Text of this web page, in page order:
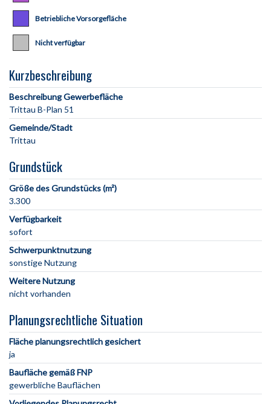
Betriebliche Vorsorgefläche
Nicht verfügbar
Kurzbeschreibung
Beschreibung Gewerbefläche
Gemeinde/Stadt
Grundstück
Größe des Grundstücks (m²)
3.300
Verfügbarkeit
sofort
Schwerpunktnutzung
sonstige Nutzung
Weitere Nutzung
nicht vorhanden
Planungsrechtliche Situation
Fläche planungsrechtlich gesichert
ja
Baufläche gemäß FNP
gewerbliche Bauflächen